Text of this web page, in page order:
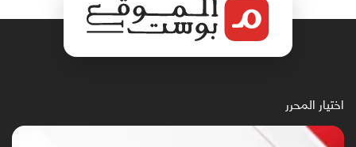
اختيار المحرر